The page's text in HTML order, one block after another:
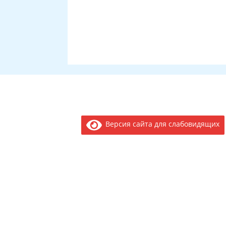
Версия сайта для слабовидящих